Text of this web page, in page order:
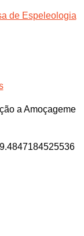
de Espeleologia
a Amoçageme